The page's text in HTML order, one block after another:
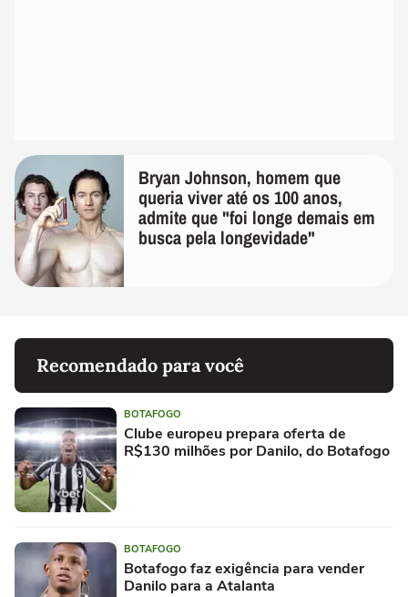
Bryan Johnson, homem que
queria viver até os 100 anos,
admite que "foi longe demais em
busca pela longevidade"
Recomendado para você
BOTAFOGO
Clube europeu prepara oferta de
R$130 milhões por Danilo, do Botafogo
BOTAFOGO
Botafogo faz exigência para vender
Danilo para a Atalanta